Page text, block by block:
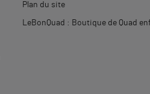
Plan du site
LeBonQuad : Boutique de Quad